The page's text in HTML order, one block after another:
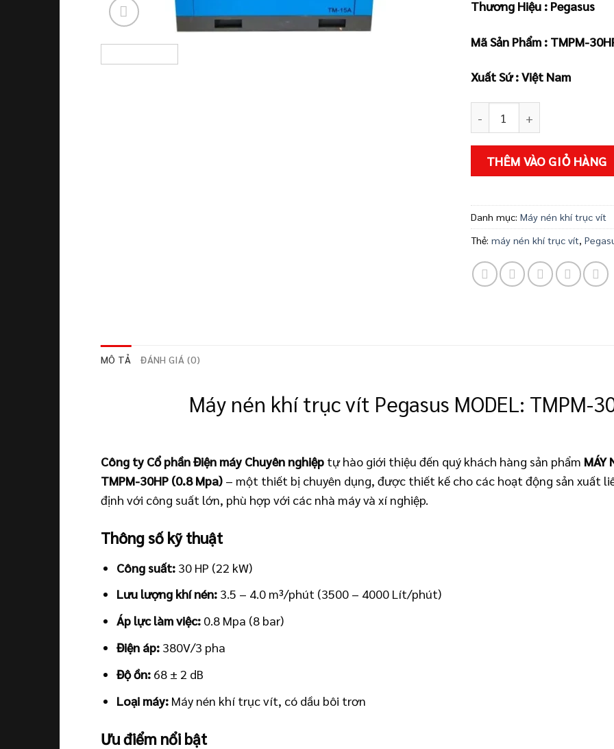
là:
Thương Hiệu : Pegasus
Mã Sản Phẩm : TMPM-
Xuất Sứ : Việt Nam
THÊM VÀO GIỎ HÀNG
Danh mục: Máy nén khí trục vít
Thẻ: máy nén khí trục vít,
MÔ TẢ ĐÁNH GIÁ (0)
Máy nén khí trục vít Pegasus MODEL: TMPM-
Công ty Cổ phần Điện máy Chuyên nghiệp tự hào giới thiệu đến quý khách hàng sản phẩm MÁY
TMPM-30HP (0.8 Mpa) – một thiết bị chuyên dụng, được thiết kế cho các hoạt động sản xuất
định với công suất lớn, phù hợp với các nhà máy và xí nghiệp.
Thông số kỹ thuật
Công suất: 30 HP (22 kW)
Lưu lượng khí nén: 3.5 – 4.0 m³/phút (3500 – 4000 Lít/phút)
Áp lực làm việc: 0.8 Mpa (8 bar)
Điện áp: 380V/3 pha
Độ ồn: 68 ± 2 dB
Loại máy: Máy nén khí trục vít, có dầu bôi trơn
Ưu điểm nổi bật